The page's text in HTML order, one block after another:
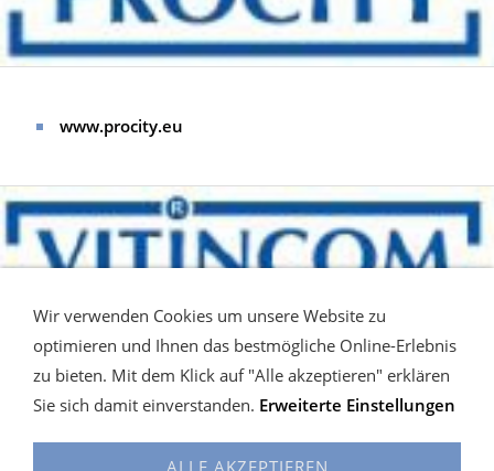
www.procity.eu
Wir verwenden Cookies um unsere Website zu
optimieren und Ihnen das bestmögliche Online-Erlebnis
zu bieten. Mit dem Klick auf "Alle akzeptieren" erklären
Sie sich damit einverstanden. Erweiterte Einstellungen
ALLE AKZEPTIEREN